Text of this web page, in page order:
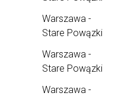
Warszawa -
Stare Powązki
Warszawa -
Stare Powązki
Warszawa -